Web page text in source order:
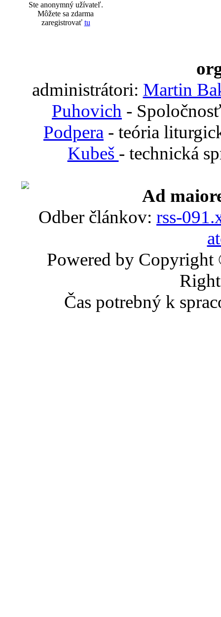
Ste anonymný užívateľ.
Môžete sa zdarma
zaregistrovať tu
administrátori: Martin
Puhovich -
Podpera - teória
Kubeš - technická
Ad
Odber článkov: rss-
Powered by
Čas potrebný k